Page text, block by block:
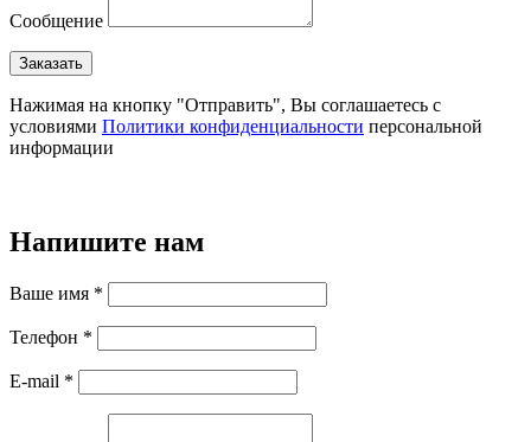
Сообщение
Нажимая на кнопку "Отправить", Вы соглашаетесь с
условиями Политики конфиденциальности персональной
информации
Напишите нам
Ваше имя *
Телефон *
E-mail *